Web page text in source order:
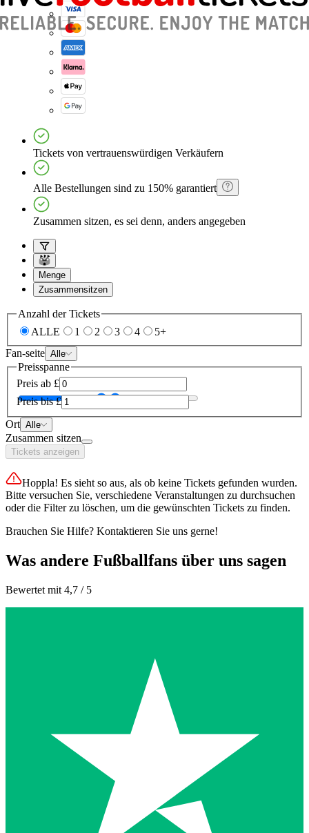
Tickets von vertrauenswürdigen Verkäufern
Alle Bestellungen sind zu 150% garantiert
Zusammen sitzen, es sei denn, anders angegeben
Menge
Zusammensitzen
Anzahl der Tickets
ALLE
1 2 3 4
5+
Fan-seite Alle
Preisspanne
Preis ab £
Preis bis £
Ort Alle
Zusammen sitzen
Tickets anzeigen
Hoppla! Es sieht so aus, als ob keine Tickets gefunden wurden.
Bitte versuchen Sie, verschiedene Veranstaltungen zu durchsuchen
oder die Filter zu löschen, um die gewünschten Tickets zu finden.
Brauchen Sie Hilfe? Kontaktieren Sie uns gerne!
Was andere Fußballfans über uns sagen
Bewertet mit 4,7 / 5